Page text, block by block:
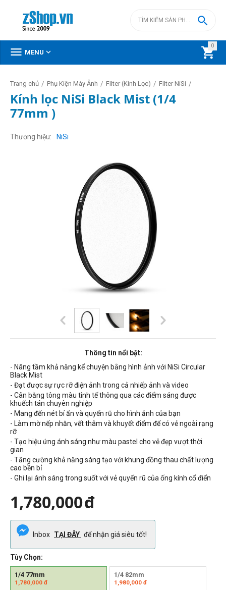
0


 MENU 
Trang chủ / Phụ Kiện Máy Ảnh / Filter (Kính Lọc) / Filter NiSi /
Kính lọc NiSi Black Mist (1/4
77mm )
Thương hiệu NiSi
Thông tin nổi bật:
- Nâng tầm khả năng kể chuyện bằng hình ảnh với NiSi Circular
Black Mist
- Đạt được sự rực rỡ điện ảnh trong cả nhiếp ảnh và video
- Cân bằng tông màu tinh tế thông qua các điểm sáng được
khuếch tán chuyên nghiệp
- Mang đến nét bí ẩn và quyến rũ cho hình ảnh của bạn
- Làm mờ nếp nhăn, vết thâm và khuyết điểm để có vẻ ngoài rạng
rỡ
- Tạo hiệu ứng ánh sáng như màu pastel cho vẻ đẹp vượt thời
gian
- Tăng cường khả năng sáng tạo với khung đồng thau chất lượng
cao bền bỉ
- Ghi lại ánh sáng trong suốt với vẻ quyến rũ của ống kính cổ điển
1,780,000đ
Inbox TẠI ĐÂY để nhận giá siêu tốt!
Tùy Chọn:
1/4 77mm
1,780,000 đ
1/4 82mm
1,980,000đ